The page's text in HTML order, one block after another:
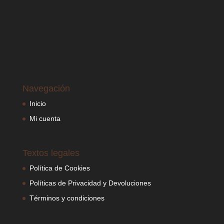
Navegación
Inicio
Mi cuenta
Textos legales
Política de Cookies
Políticas de Privacidad y Devoluciones
Términos y condiciones